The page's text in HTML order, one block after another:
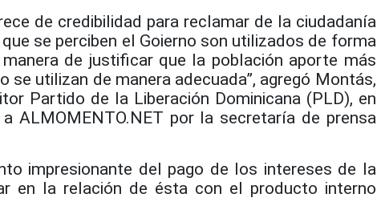
de credibilidad para reclamar de la ciudadanía
se perciben el Goierno son utilizados de forma
de justificar que la población aporte más
se utilizan de manera adecuada”, agregó Montás,
Partido de la Liberación Dominicana (PLD), en
ALMOMENTO.NET por la secretaría de prensa
impresionante del pago de los intereses de la
en la relación de ésta con el producto interno